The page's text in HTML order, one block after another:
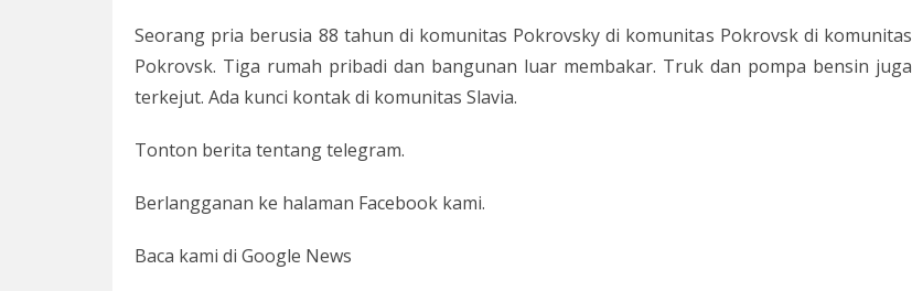
Seorang pria berusia 88 tahun di komunitas Pokrovsky di komunitas Pokrovsk di komunitas
Pokrovsk. Tiga rumah pribadi dan bangunan luar membakar. Truk dan pompa bensin juga
terkejut. Ada kunci kontak di komunitas Slavia.
Tonton berita tentang telegram.
Berlangganan ke halaman Facebook kami.
Baca kami di Google News